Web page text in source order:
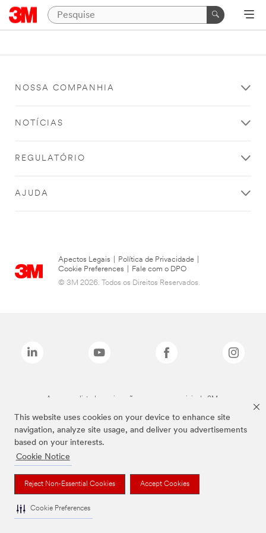
This website uses cookies on your device to enhance site
navigation, analyze site usage, and deliver you advertisements
based on your interests.
Cookie Notice
Reject Non-Essential Cookies Accept Cookies
Cookie Preferences
NOSSA COMPANHIA
NOTÍCIAS
REGULATÓRIO
AJUDA
Apectos Legais Política de Privacidade
Cookie Preferences
Fale com o DPO
© 3M 2026. Todos os Direitos Reservados.
As marcas listadas a cima são marcas comerciais da 3M.